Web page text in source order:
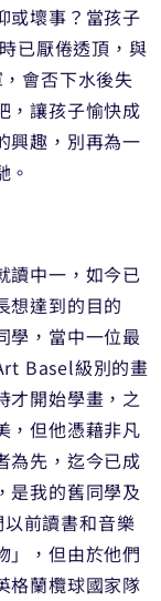
或壞事？當孩子
已厭倦透頂，與
會否下水後失
，讓孩子愉快成
興趣，別再為一
。
讀中一，如今已
想達到的目的
學，當中一位最
Basel級別的畫
才開始學畫，之
，但他憑藉非凡
為先，迄今已成
是我的舊同學及
前讀書和音樂
」，但由於他們
格蘭欖球國家隊